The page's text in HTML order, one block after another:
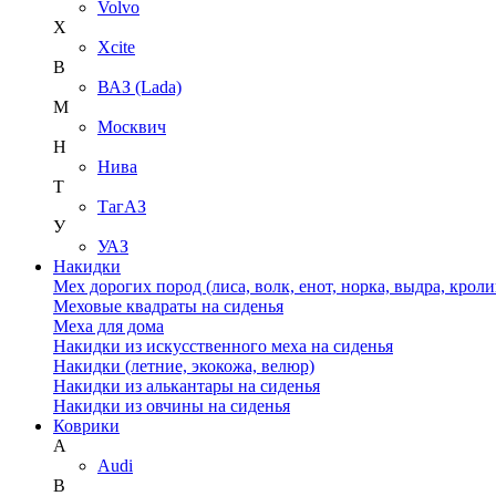
Volvo
X
Xcite
В
ВАЗ (Lada)
М
Москвич
Н
Нива
Т
ТагАЗ
У
УАЗ
Накидки
Мех дорогих пород (лиса, волк, енот, норка, выдра,
Меховые квадраты на сиденья
Меха для дома
Накидки из искусственного меха на сиденья
Накидки (летние, экокожа, велюр)
Накидки из алькантары на сиденья
Накидки из овчины на сиденья
Коврики
A
Audi
B